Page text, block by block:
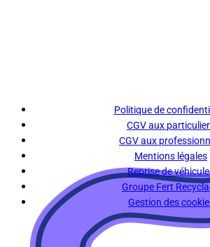
Politique de
CGV aux
CGV aux
Mentions légales
Reprise de
Groupe Fert
Gestion des